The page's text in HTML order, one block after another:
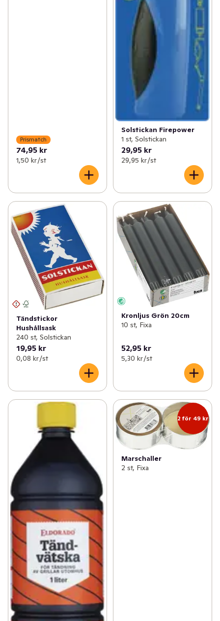
Prismatch
74,95 kr
1,50 kr /st
Solstickan Firepower
1 st, Solstickan
29,95 kr
29,95 kr /st
Tändstickor
Hushållsask
240 st, Solstickan
19,95 kr
0,08 kr /st
Kronljus Grön 20cm
10 st, Fixa
52,95 kr
5,30 kr /st
2 för 49 kr
Marschaller
2 st, Fixa